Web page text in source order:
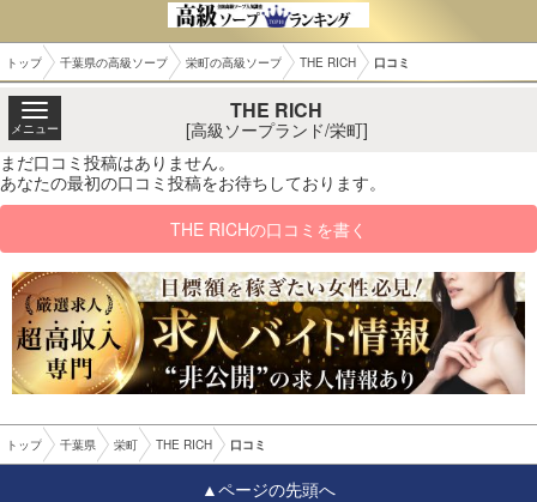
トップ 千葉県の高級ソープ 栄町の高級ソープ THE RICH 口コミ
メニュー
THE RICH
[高級ソープランド/栄町]
まだ口コミ投稿はありません。
あなたの最初の口コミ投稿をお待ちしております。
THE RICHの口コミを書く
トップ 千葉県 栄町 THE RICH 口コミ
▲ページの先頭へ